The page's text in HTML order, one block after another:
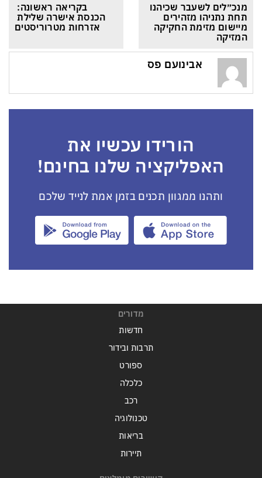
מנכ״לים לשעבר שכיהנו
תחת נתניהו מזהירים
מיישום מזימת החקיקה
המזיקה
בקריאה ראשונה:
הכנסת אישרה שלילת
אזרחות מטרוריסטים
אבינועם פס
הורידו עכשיו את
האפליקציה שלנו בחינם!
ותהנו ממגוון תכנים בזמן אמת לנייד שלכם
מדורים
חדשות
תרבות ובידור
ספורט
כלכלה
רכב
טכנולוגיה
בריאות
תיירות